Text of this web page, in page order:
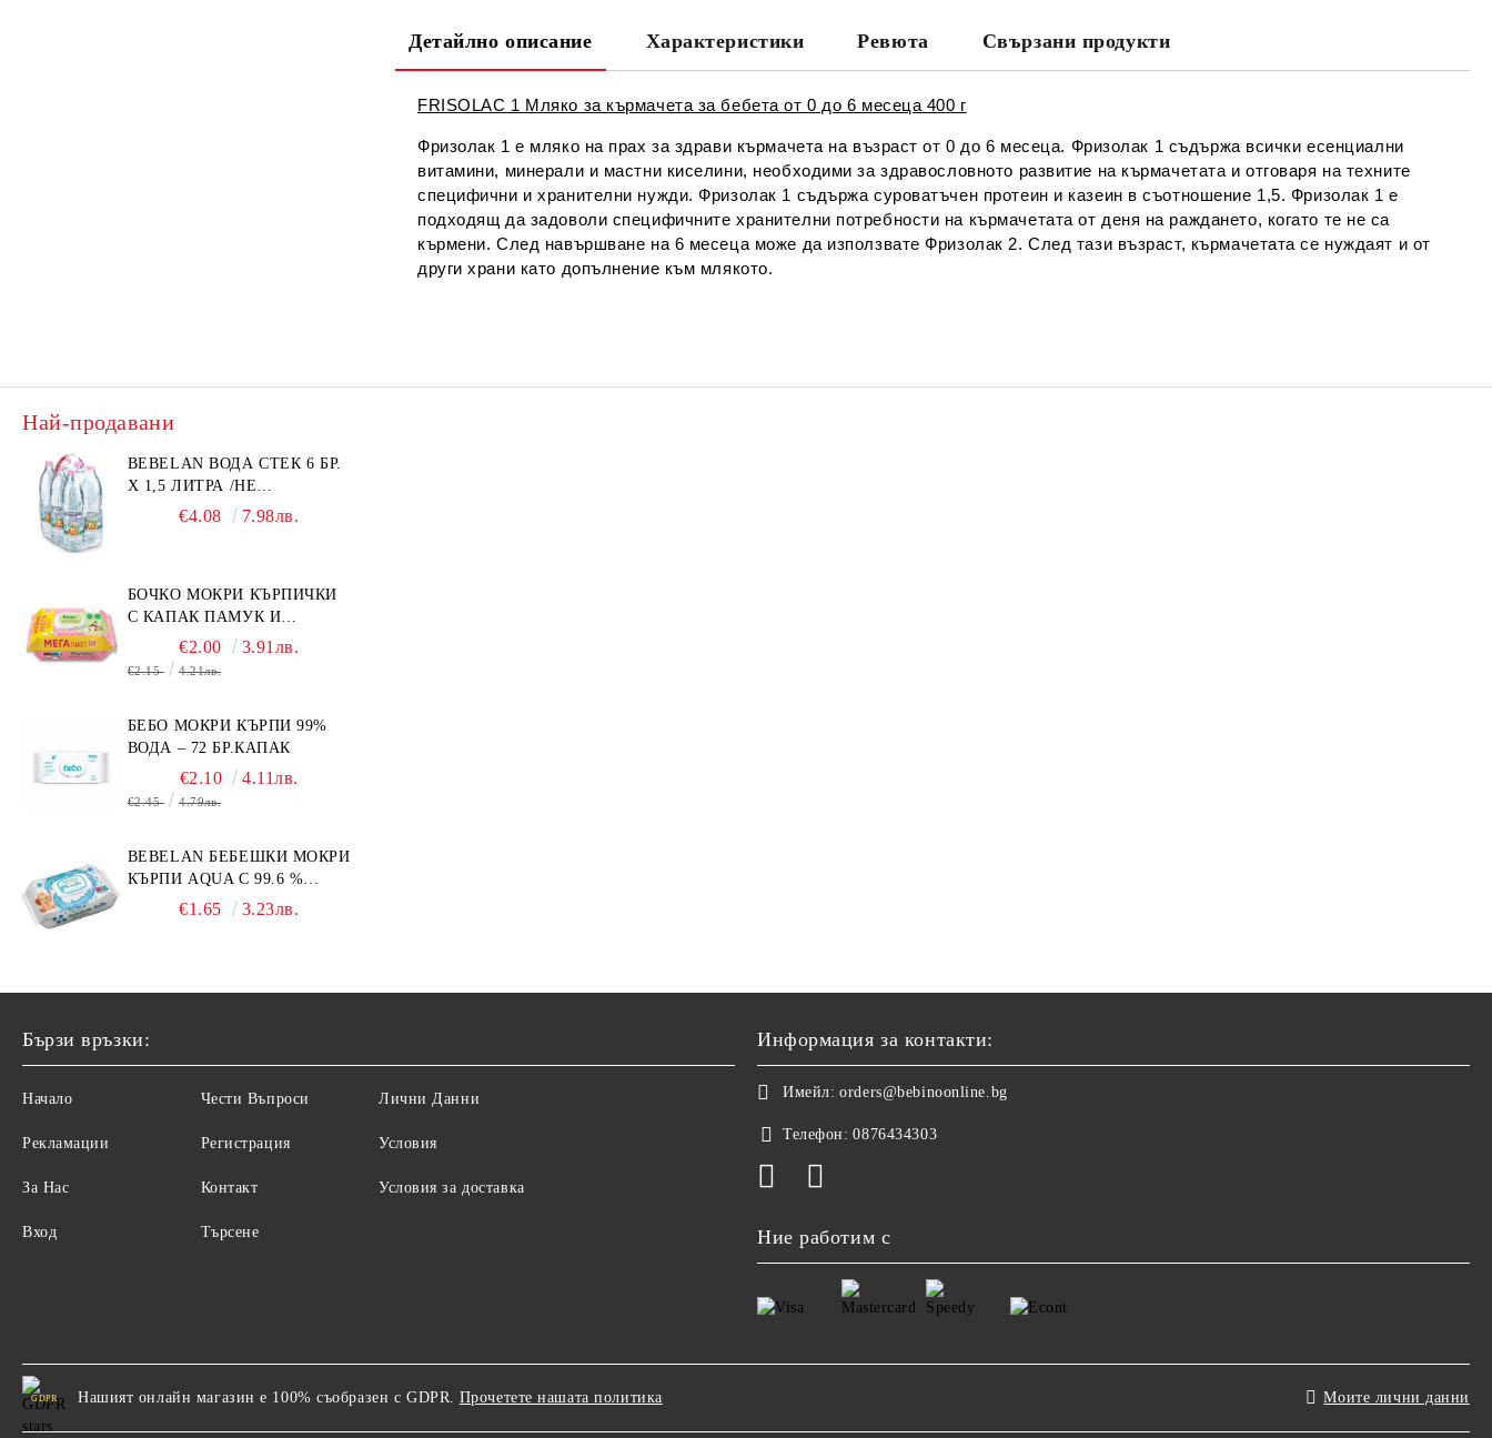
Ние ще се свържем с вас в рамките на работния ден.
Детайлно описание Характеристики Ревюта Свързани продукти
FRISOLAC 1 Мляко за кърмачета за бебета от 0 до 6 месеца 400 г
Фризолак 1 е мляко на прах за здрави кърмачета на възраст от 0 до 6 месеца. Фризолак 1 съдържа всички есенциални
витамини, минерали и мастни киселини, необходими за здравословното развитие на кърмачетата и отговаря на техните
специфични и хранителни нужди. Фризолак 1 съдържа суроватъчен протеин и казеин в съотношение 1,5. Фризолак 1 е
подходящ да задоволи специфичните хранителни потребности на кърмачетата от деня на раждането, когато те не са
кърмени. След навършване на 6 месеца може да използвате Фризолак 2. След тази възраст, кърмачетата се нуждаят и от
други храни като допълнение към млякото.
Най-продавани
BEBELAN ВОДА СТЕК 6 БР.
Х 1,5 ЛИТРА /НЕ
ИЗПРАЩАМЕ С КУРИЕР/
€4.08 7.98лв.
БОЧКО МОКРИ КЪРПИЧКИ
С КАПАК ПАМУК И
СМРАДЛИКА 120БР.
€2.00 3.91лв.
€2.15 4.21лв.
БЕБО МОКРИ КЪРПИ 99%
ВОДА – 72 БР.КАПАК
€2.10 4.11лв.
€2.45 4.79лв.
BEBELAN БЕБЕШКИ МОКРИ
КЪРПИ AQUA С 99.6 %
ВОДА 64БР.
€1.65 3.23лв.
Бързи връзки:
Начало
Рекламации
За Нас
Вход
Чести Въпроси
Регистрация
Контакт
Търсене
Лични Данни
Условия
Условия за доставка
Информация за контакти:
Имейл: orders@bebinoonline.bg
Телефон: 0876434303
Ние работим с
GDPR Нашият онлайн магазин е 100% съобразен с GDPR. Прочетете нашата политика Моите лични данни